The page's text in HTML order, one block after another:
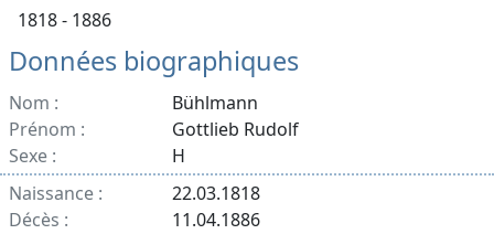
1818 - 1886
Données biographiques
Nom :
Bühlmann
Prénom :
Gottlieb Rudolf
Sexe :
H
Naissance :
22.03.1818
Décès :
11.04.1886